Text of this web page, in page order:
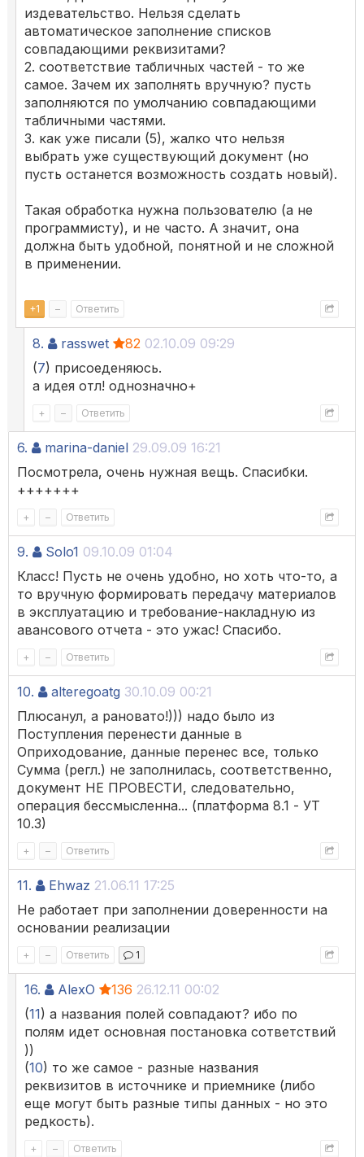
издевательство. Нельзя сделать
автоматическое заполнение списков
совпадающими реквизитами?
2. соответствие табличных частей - то же
самое. Зачем их заполнять вручную? пусть
заполняются по умолчанию совпадающими
табличными частями.
3. как уже писали (5), жалко что нельзя
выбрать уже существующий документ (но
пусть останется возможность создать новый).
Такая обработка нужна пользователю (а не
программисту), и не часто. А значит, она
должна быть удобной, понятной и не сложной
в применении.
+1 – Ответить
8. rasswet 82 02.10.09 09:29
(7) присоеденяюсь.
а идея отл! однозначно+
+ – Ответить
6. marina-daniel 29.09.09 16:21
Посмотрела, очень нужная вещь. Спасибки.
+++++++
+ – Ответить
9. Solo1 09.10.09 01:04
Класс! Пусть не очень удобно, но хоть что-то, а
то вручную формировать передачу материалов
в эксплуатацию и требование-накладную из
авансового отчета - это ужас! Спасибо.
+ – Ответить
10. alteregoatg 30.10.09 00:21
Плюсанул, а рановато!))) надо было из
Поступления перенести данные в
Оприходование, данные перенес все, только
Сумма (регл.) не заполнилась, соответственно,
документ НЕ ПРОВЕСТИ, следовательно,
операция бессмысленна... (платформа 8.1 - УТ
10.3)
+ – Ответить
11. Ehwaz 21.06.11 17:25
Не работает при заполнении доверенности на
основании реализации
+ – Ответить 1
16. AlexO 136 26.12.11 00:02
(11) а названия полей совпадают? ибо по
полям идет основная постановка сответствий
))
(10) то же самое - разные названия
реквизитов в источнике и приемнике (либо
еще могут быть разные типы данных - но это
редкость).
+ – Ответить